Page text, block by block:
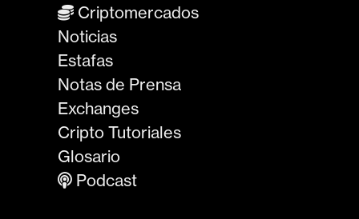
Criptomercados
Noticias
Estafas
Notas de Prensa
Exchanges
Cripto Tutoriales
Glosario
Podcast